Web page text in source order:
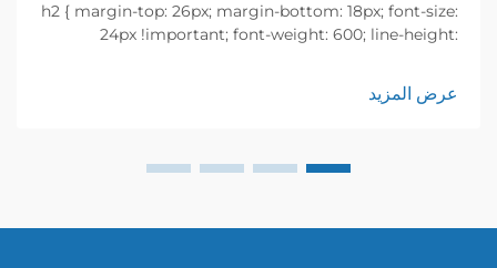
h2 { margin-top: 26px; margin-bottom: 18px; font-size:
24px !important; font-weight: 600; line-height:
font-size: 20px !important; font-weight: 600; line-
height: ...}
عرض المزيد